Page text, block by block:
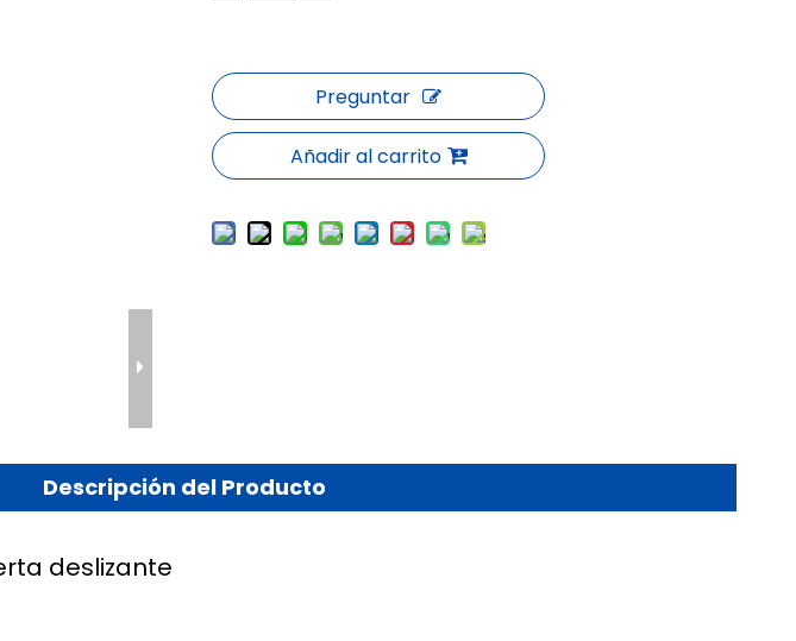
Preguntar
Añadir al carrito
Descripción del Producto
deslizante